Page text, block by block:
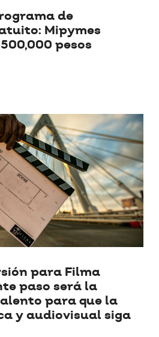
de
Mipymes
pesos
para Filma
paso será la
para que la
y audiovisual siga